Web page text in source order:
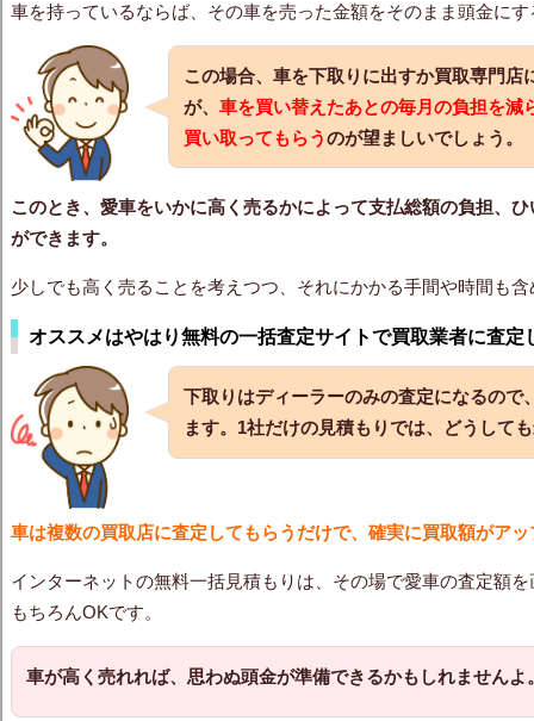
車を持っているならば、その車を売った金額をそのまま頭金に
この場合、車を下取りに出すか買取専門店
が、車を買い替えたあとの毎月の負担を減
買い取ってもらうのが望ましいでしょう。
このとき、愛車をいかに高く売るかによって支払総額の負担、
ができます。
少しでも高く売ることを考えつつ、それにかかる手間や時間も
オススメはやはり無料の一括査定サイトで買取業者に査定
下取りはディーラーのみの査定になるので
ます。1社だけの見積もりでは、どうして
車は複数の買取店に査定してもらうだけで、確実に買取額がア
インターネットの無料一括見積もりは、その場で愛車の査定額
もちろんOKです。
車が高く売れれば、思わぬ頭金が準備できるかもしれませんよ